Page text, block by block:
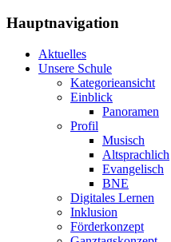
Hauptnavigation
Aktuelles
Unsere Schule
Kategorieansicht
Einblick
Panoramen
Profil
Musisch
Altsprachlich
Evangelisch
BNE
Digitales Lernen
Inklusion
Förderkonzept